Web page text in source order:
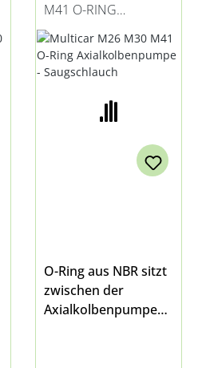
M41 O-RING
AXIALKOLBENPUMPE
- SAUGSCHLAUCH
O-Ring aus NBR sitzt
zwischen der
Axialkolbenpumpe